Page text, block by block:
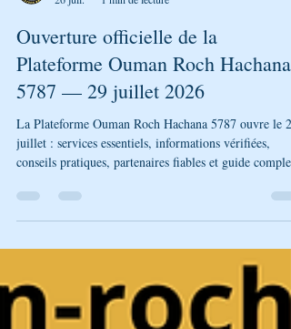
Génération Breslev
26 juil.
1 min de lecture
Ouverture officielle de la
Plateforme Ouman Roch Hachana
5787 — 29 juillet 2026
La Plateforme Ouman Roch Hachana 5787 ouvre le 29
pour les voyageurs francophones à Ouman. L’outil
premium pour préparer Roch Hachana en toute